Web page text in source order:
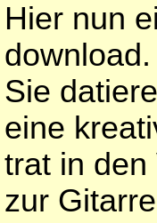
Hier nun
download.
Sie
eine
trat in den
zur